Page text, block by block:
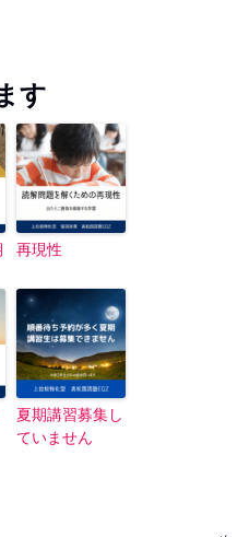
す
再現性
夏期講習募集し
ていません